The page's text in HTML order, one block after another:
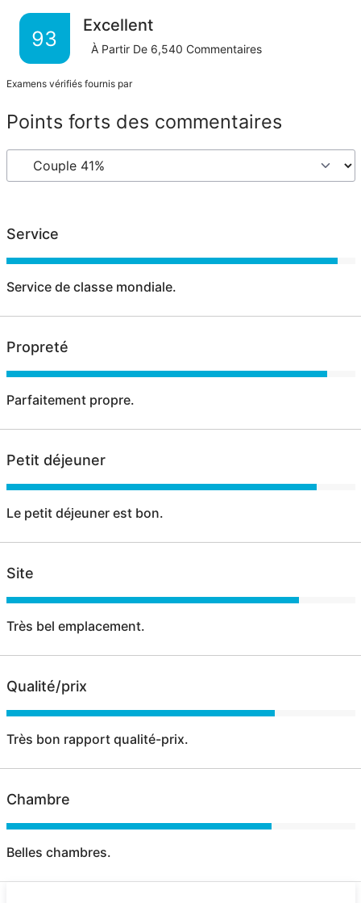
93
Excellent
À Partir De 6,540 Commentaires
Examens vérifiés fournis par
Points forts des commentaires
Service
Service de classe mondiale.
Propreté
Parfaitement propre.
Petit déjeuner
Le petit déjeuner est bon.
Site
Très bel emplacement.
Qualité/prix
Très bon rapport qualité-prix.
Chambre
Belles chambres.